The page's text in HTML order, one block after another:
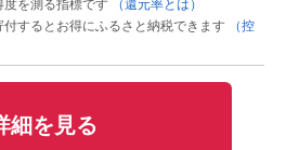
を測る指標です
（還元率とは）
するとお得にふるさと納税できます
（控
細を見る